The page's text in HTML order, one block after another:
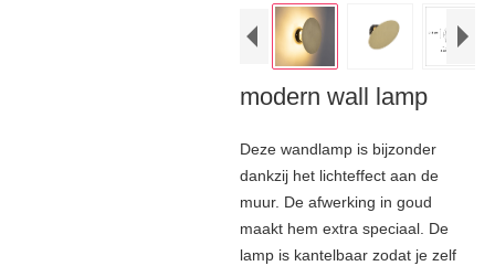
modern wall lamp
Deze wandlamp is bijzonder
dankzij het lichteffect aan de
muur. De afwerking in goud
maakt hem extra speciaal. De
lamp is kantelbaar zodat je zelf